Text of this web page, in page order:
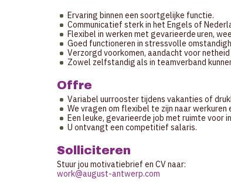
Ervaring binnen een soortgelijke functie.
Communicatief sterk in het Engels of
Flexibel in werken met gevarieerde uren,
Goed functioneren in stressvolle
Verzorgd voorkomen, aandacht voor
Zowel zelfstandig als in teamverband
Offre
Variabel uurrooster tijdens vakanties of
We vragen om flexibel te zijn naar
Een leuke, gevarieerde job met ruimte voor
U ontvangt een competitief salaris.
Solliciteren
Stuur jou motivatiebrief en CV naar:
work@august-antwerp.com